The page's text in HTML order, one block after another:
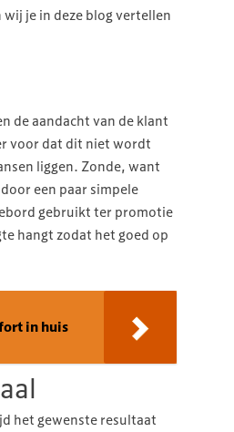
je in deze blog vertellen
de aandacht van de klant
voor dat dit niet wordt
liggen. Zonde, want
een paar simpele
gebruikt ter promotie
hangt zodat het goed op
in huis
het gewenste resultaat